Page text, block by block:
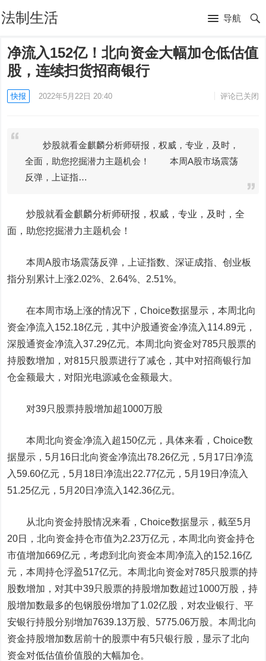
法制生活 导航
净流入152亿！北向资金大幅加仓低估值
股，连续扫货招商银行
快报 2022年5月22日 20:40 评论已关闭
炒股就看金麒麟分析师研报，权威，专业，及时，
全面，助您挖掘潜力主题机会！ 本周A股市场震荡
反弹，上证指…
炒股就看金麒麟分析师研报，权威，专业，及时，全
面，助您挖掘潜力主题机会！
本周A股市场震荡反弹，上证指数、深证成指、创业板
指分别累计上涨2.02%、2.64%、2.51%。
在本周市场上涨的情况下，Choice数据显示，本周北向
资金净流入152.18亿元，其中沪股通资金净流入114.89元，
深股通资金净流入37.29亿元。本周北向资金对785只股票的
持股数增加，对815只股票进行了减仓，其中对招商银行加
仓金额最大，对阳光电源减仓金额最大。
对39只股票持股增加超1000万股
本周北向资金净流入超150亿元，具体来看，Choice数
据显示，5月16日北向资金净流出78.26亿元，5月17日净流
入59.60亿元，5月18日净流出22.77亿元，5月19日净流入
51.25亿元，5月20日净流入142.36亿元。
从北向资金持股情况来看，Choice数据显示，截至5月
20日，北向资金持仓市值为2.23万亿元，本周北向资金持仓
市值增加669亿元，考虑到北向资金本周净流入的152.16亿
元，本周持仓浮盈517亿元。本周北向资金对785只股票的持
股数增加，对其中39只股票的持股增加数超过1000万股，持
股增加数最多的包钢股份增加了1.02亿股，对农业银行 、平
安银行持股分别增加7639.13万股、5775.06万股。本周北向
资金持股增加数居前十的股票中有5只银行股，显示了北向
资金对低估值价值股的大幅加仓。